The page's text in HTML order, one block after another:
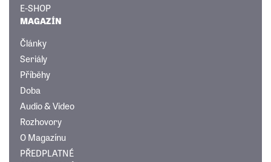
E-SHOP
MAGAZÍN
Články
Seriály
Příběhy
Doba
Audio & Video
Rozhovory
O Magazínu
PŘEDPLATNÉ